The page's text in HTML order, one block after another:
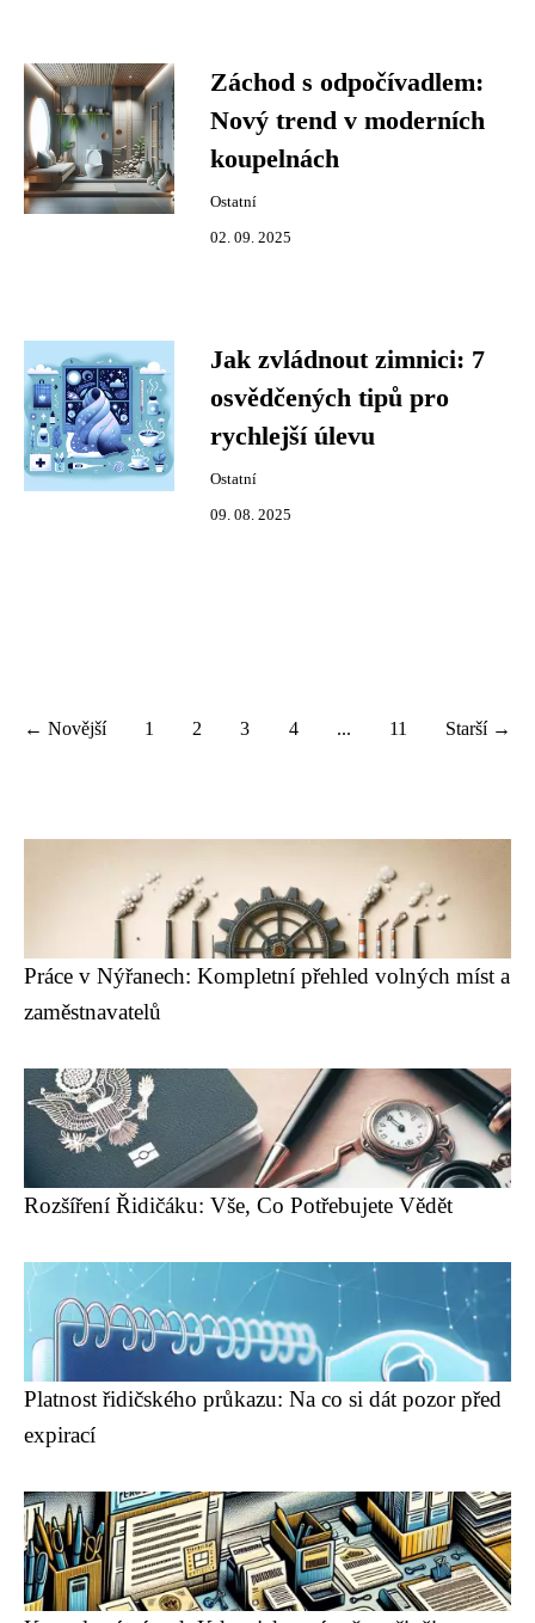
Záchod s odpočívadlem:
Nový trend v moderních
koupelnách
Ostatní
02. 09. 2025
Jak zvládnout zimnici: 7
osvědčených tipů pro
rychlejší úlevu
Ostatní
09. 08. 2025
← Novější 1 2 3 4 ... 11 Starší →
Práce v Nýřanech: Kompletní přehled volných míst a
zaměstnavatelů
Rozšíření Řidičáku: Vše, Co Potřebujete Vědět
Platnost řidičského průkazu: Na co si dát pozor před
expirací